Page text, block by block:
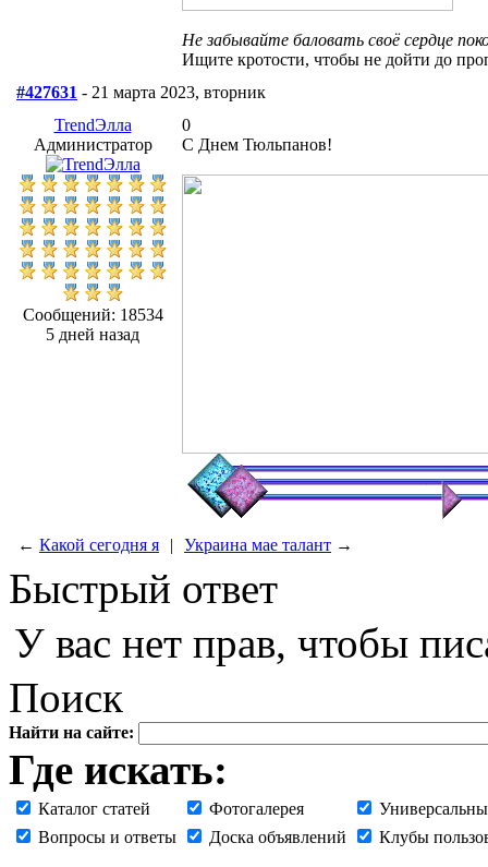
Не забывайте баловать своё сердце
Ищите кротости, чтобы не дойти до
#427631 - 21 марта 2023, вторник
TrendЭлла
Администратор
Сообщений: 18534
5 дней назад
0
С Днем Тюльпанов!
← Какой сегодня я | Украина мае талант →
Быстрый ответ
У вас нет прав, чтобы
Поиск
Найти на сайте:
Где искать:
Каталог статей Фотогалерея
Вопросы и ответы
Доска объявлений Клубы